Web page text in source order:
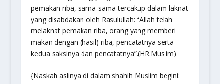
pemakan riba, sama-sama tercakup dalam laknat
yang disabdakan oleh Rasulullah: “Allah telah
melaknat pemakan riba, orang yang memberi
makan dengan (hasil) riba, pencatatnya serta
kedua saksinya dan pencatatnya”.(HR.Muslim)
{Naskah aslinya di dalam shahih Muslim begini: